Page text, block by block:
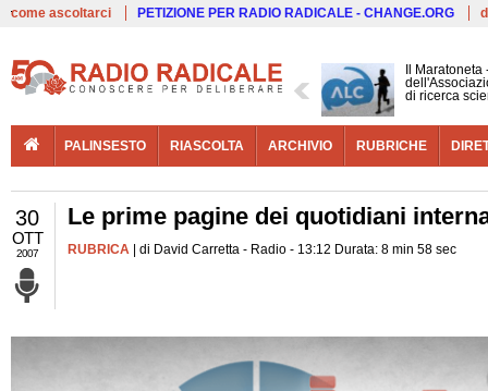
come ascoltarci PETIZIONE PER RADIO RADICALE - CHANGE.ORG
Il
di ricerca
PALINSESTO RIASCOLTA ARCHIVIO RUBRICHE
30
OTT
2007
Le prime pagine dei quotidiani
RUBRICA | di David Carretta - Radio - 13:12 Durata: 8 min 58 sec